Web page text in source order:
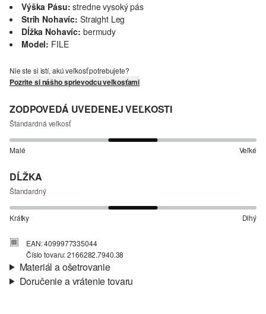
Výška Pásu: stredne vysoký pás
Strih Nohavíc: Straight Leg
Dĺžka Nohavíc: bermudy
Model: FILE
Nie ste si istí, akú veľkosť potrebujete?
Pozrite si nášho sprievodcu veľkosťami
ZODPOVEDÁ UVEDENEJ VEĽKOSTI
Štandardná veľkosť
Malé Veľké
DĹŽKA
Štandardný
Krátky Dlhý
EAN: 4099977335044
Číslo tovaru: 2166282.7940.38
Materiál a ošetrovanie
Doručenie a vrátenie tovaru